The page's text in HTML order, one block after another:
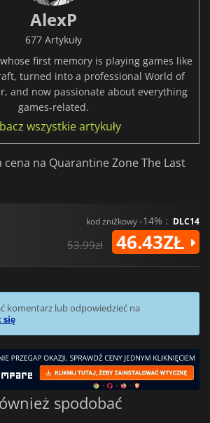
AlexP
677 Artykuły
first memory is playing games like
turned into a professional World of
and now passionate about everything
games-related.
wszystkie artykuły
cena na Quarantine Zone The Last
kod zniżkowy-14% : DLC14
53.99zł 46.43ZŁ
komentarz lub odpowiedzieć na
się
spodobać